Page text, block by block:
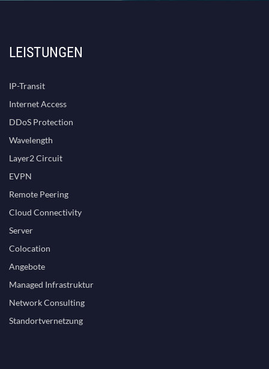
LEISTUNGEN
IP-Transit
Internet Access
DDoS Protection
Wavelength
Layer2 Circuit
EVPN
Remote Peering
Cloud Connectivity
Server
Colocation
Angebote
Managed Infrastruktur
Network Consulting
Standortvernetzung